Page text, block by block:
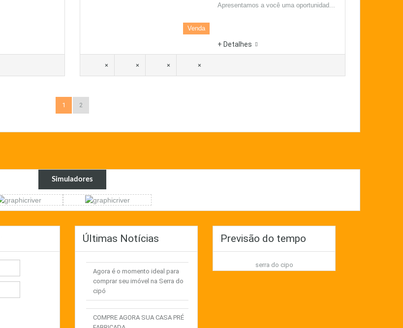
Venda
Apresentamos a você uma oportunidad...
+ Detalhes
× × × ×
1 2
Simuladores
Últimas Notícias
Agora é o momento ideal para
comprar seu imóvel na Serra do
cipó
COMPRE AGORA SUA CASA PRÉ
Previsão do tempo
serra do cipo